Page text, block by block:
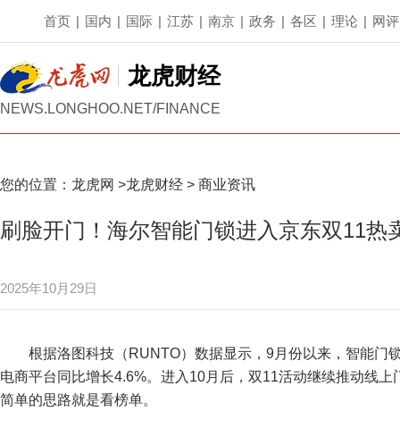
首页 | 国内 | 国际 | 江苏 | 南京 | 政务 | 各区 | 理论 | 网评
龙虎财经
NEWS.LONGHOO.NET/FINANCE
您的位置： 龙虎网 >龙虎财经 > 商业资讯
刷脸开门！海尔智能门锁进入京东双11热
2025年10月29日
根据洛图科技（RUNTO）数据显示，9月份以来，智能门
电商平台同比增长4.6%。进入10月后，双11活动继续推动线
简单的思路就是看榜单。